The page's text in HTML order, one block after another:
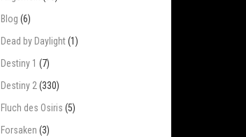
Blog (6)
Dead by Daylight(1)
Destiny 1 (7)
Destiny 2(330)
Fluch des Osiris (5)
Forsaken (3)